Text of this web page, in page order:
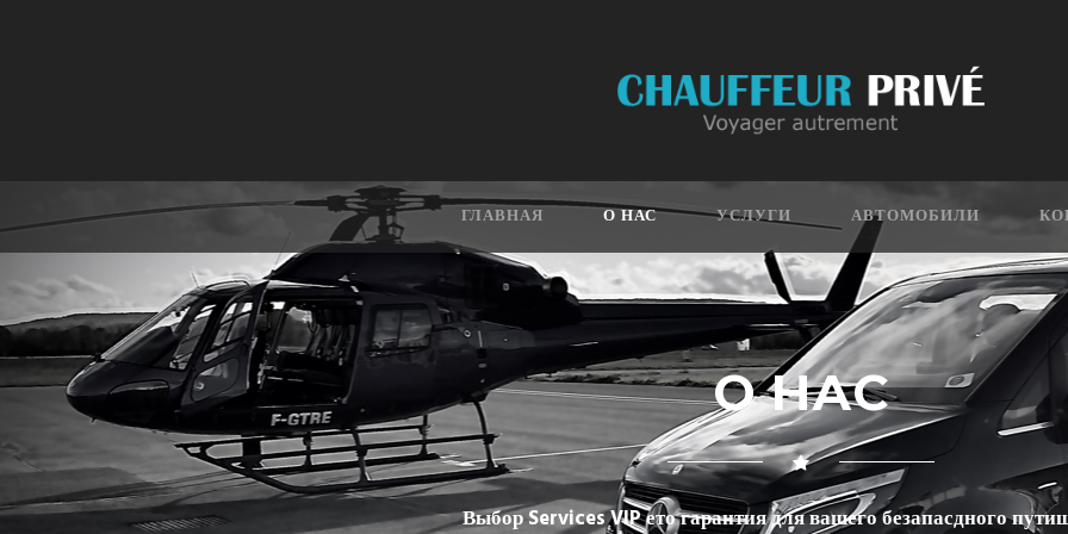
ГЛАВНАЯ О НАС УСЛУГИ АВТОМОБИЛИ
О НАС
Выбор Services VIP ето гарантия для вашего безапасдного